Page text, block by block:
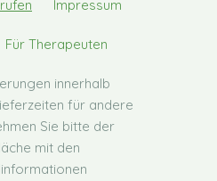
Impressum
Für Therapeuten
innerhalb
für andere
Sie bitte der
mit den